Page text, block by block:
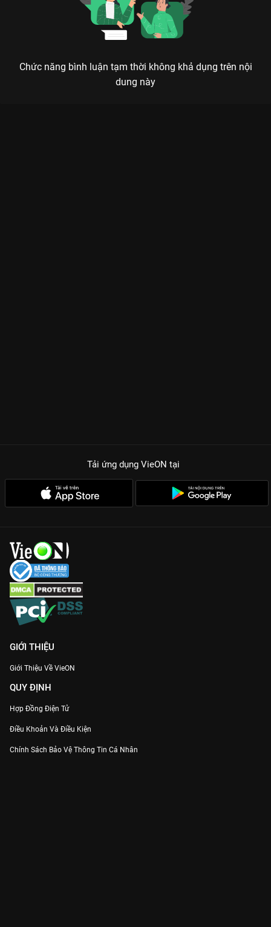
Chức năng bình luận tạm thời không khả dụng trên nội
dung này
Tải ứng dụng VieON tại
GIỚI THIỆU
Giới Thiệu Về VieON
QUY ĐỊNH
Hợp Đồng Điện Tử
Điều Khoản Và Điều Kiện
Chính Sách Bảo Vệ Thông Tin Cá Nhân